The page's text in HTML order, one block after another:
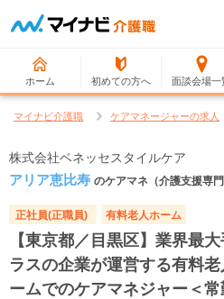
ホーム 初めての方へ 面談会場一
マイナビ介護職 ケアマネージャーの求人
株式会社ベネッセスタイルケア
アリア恵比寿 のケアマネ（介護支援専
正社員(正職員) 有料老人ホーム
【東京都／目黒区】業界最大
ラスの企業が運営する有料
ームでのケアマネジャー＜常